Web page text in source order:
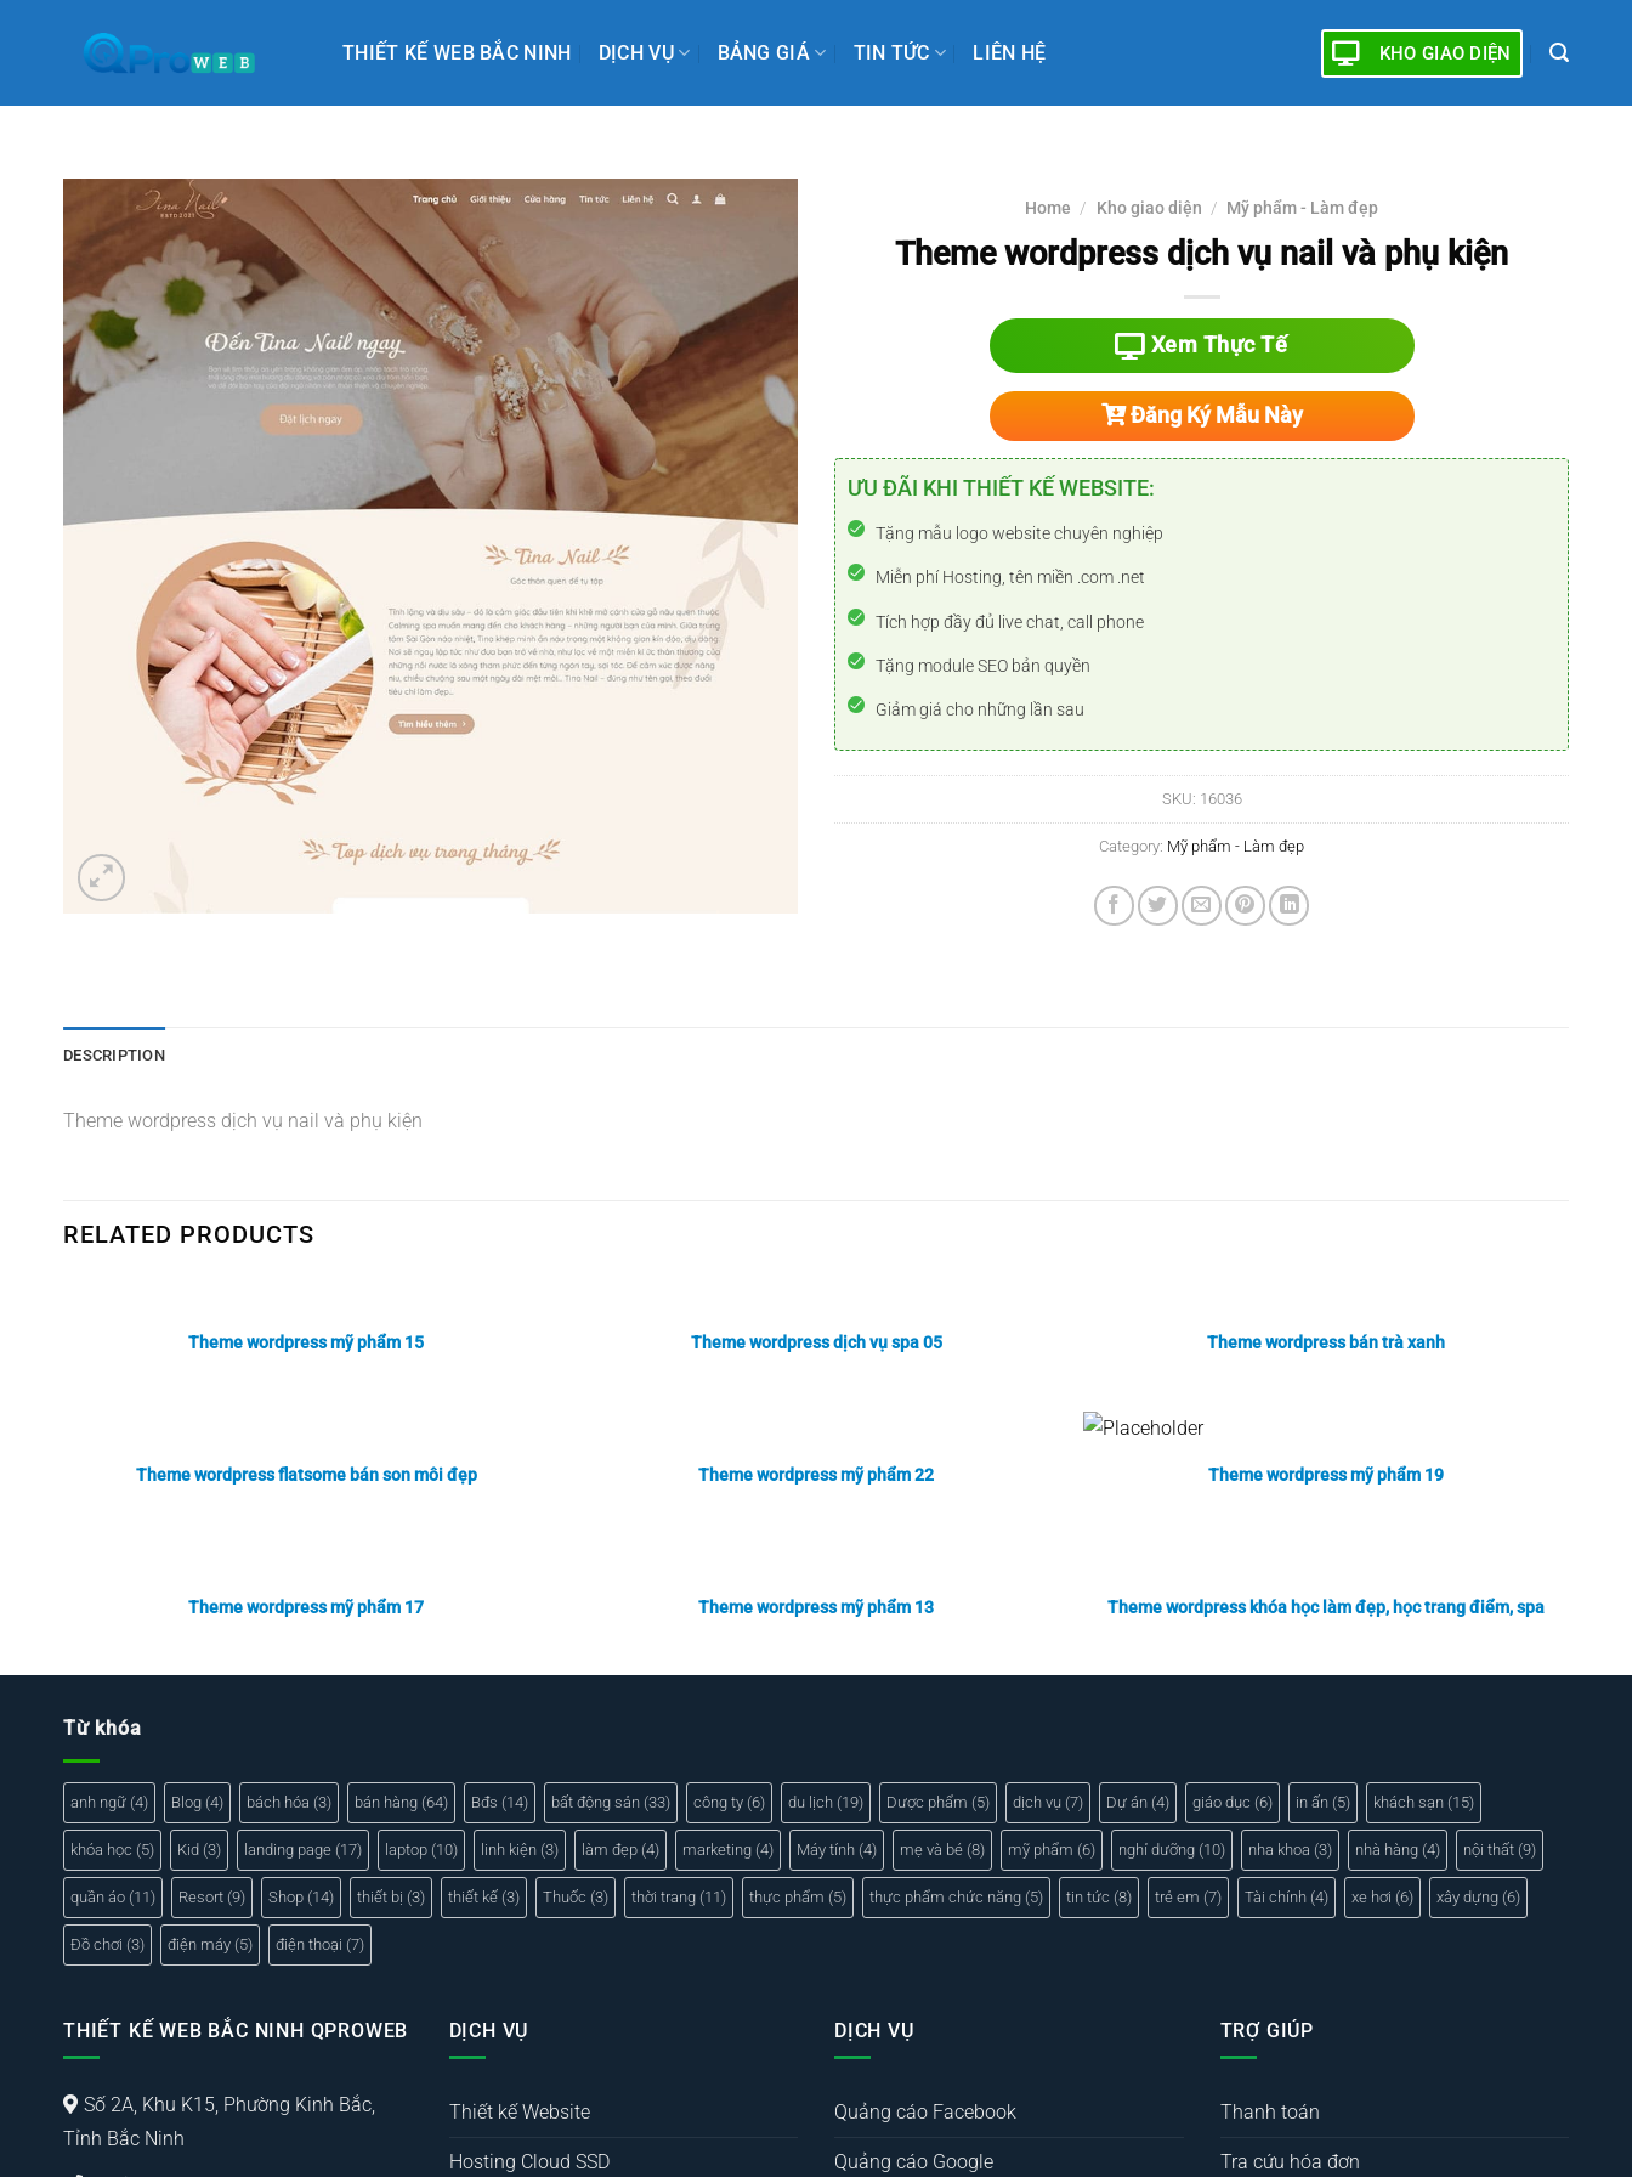
THIẾT KẾ WEB BẮC NINH DỊCH VỤ BẢNG GIÁ TIN TỨC LIÊN HỆ KHO GIAO DIỆN
Home / Kho giao diện / Mỹ phẩm - Làm đẹp
Theme wordpress dịch vụ nail và phụ kiện
Xem Thực Tế
ƯU ĐÃI KHI THIẾT KẾ WEBSITE:
Tặng mẫu logo website chuyên nghiệp
Miễn phí Hosting, tên miền .com .net
Tích hợp đầy đủ live chat, call phone
Tặng module SEO bản quyền
Giảm giá cho những lần sau
Đăng Ký Mẫu Này
SKU: 16036
Category: Mỹ phẩm - Làm đẹp
DESCRIPTION
Theme wordpress dịch vụ nail và phụ kiện
RELATED PRODUCTS
Theme wordpress mỹ phẩm 15 Theme wordpress dịch vụ spa 05 Theme wordpress bán trà xanh
Theme wordpress flatsome bán son môi đẹp Theme wordpress mỹ phẩm 22 Theme wordpress mỹ phẩm 19
Theme wordpress mỹ phẩm 17 Theme wordpress mỹ phẩm 13 Theme wordpress khóa học làm đẹp, học trang điểm, spa
Từ khóa
anh ngữ (4) Blog (4) bách hóa (3) bán hàng (64) Bđs (14) bất động sản (33) công ty (6) du lịch (19) Dược phẩm (5) dịch vụ (7) Dự án (4) giáo dục (6) in ấn (5) khách sạn (15)
khóa học (5) Kid (3) landing page (17) laptop (10) linh kiện (3) làm đẹp (4) marketing (4) Máy tính (4) mẹ và bé (8) mỹ phẩm (6) nghỉ dưỡng (10) nha khoa (3) nhà hàng (4) nội thất (9)
quần áo (11) Resort (9) Shop (14) thiết bị (3) thiết kế (3) Thuốc (3) thời trang (11) thực phẩm (5) thực phẩm chức năng (5) tin tức (8) trẻ em (7) Tài chính (4) xe hơi (6) xây dựng (6)
Đồ chơi (3) điện máy (5) điện thoại (7)
THIẾT KẾ WEB BẮC NINH QPROWEB
Số 2A, Khu K15, Phường Kinh Bắc,
Tỉnh Bắc Ninh
DỊCH VỤ
Thiết kế Website
Hosting Cloud SSD
DỊCH VỤ
Quảng cáo Facebook
Quảng cáo Google
TRỢ GIÚP
Thanh toán
Tra cứu hóa đơn